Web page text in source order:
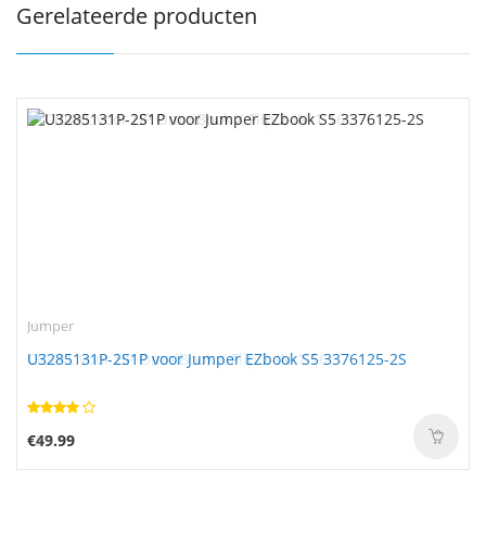
Gerelateerde producten
Jumper
U3285131P-2S1P voor Jumper EZbook S5 3376125-2S
€49.99